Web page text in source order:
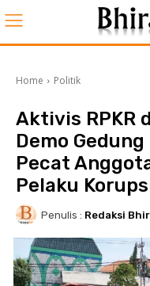
Home Politik
Aktivis RPKR
Demo
Pecat
Pelaku
Penulis : Redaksi